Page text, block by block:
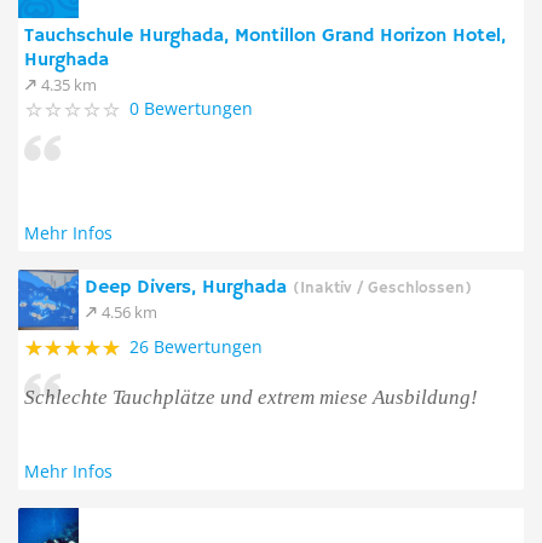
Tauchschule Hurghada, Montillon Grand Horizon Hotel,
Hurghada
4.35 km
0 Bewertungen
Mehr Infos
Deep Divers, Hurghada (Inaktiv / Geschlossen)
4.56 km
26 Bewertungen
Schlechte Tauchplätze und extrem miese Ausbildung!
Mehr Infos